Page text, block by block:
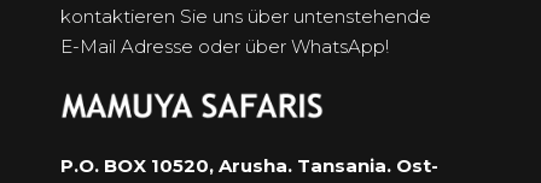
kontaktieren Sie uns über untenstehende
E-Mail Adresse oder über WhatsApp!
P.O. BOX 10520, Arusha. Tansania. Ost-